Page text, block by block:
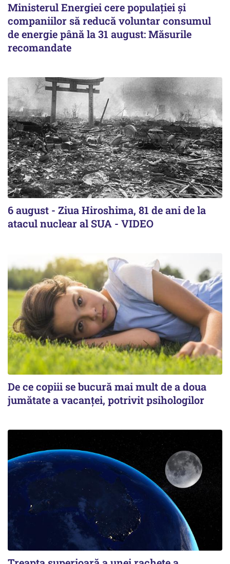
Ministerul Energiei cere populației și
companiilor să reducă voluntar consumul
de energie până la 31 august: Măsurile
recomandate
6 august - Ziua Hiroshima, 81 de ani de la
atacul nuclear al SUA - VIDEO
De ce copiii se bucură mai mult de a doua
jumătate a vacanței, potrivit psihologilor